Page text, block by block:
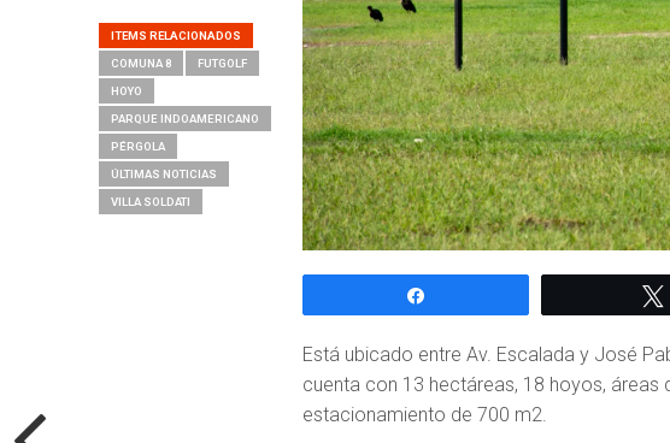
ITEMS RELACIONADOS
COMUNA 8 FUTGOLF
HOYO
PARQUE INDOAMERICANO
PÉRGOLA
ÚLTIMAS NOTICIAS
VILLA SOLDATI
Está ubicado entre Av. Escalada y José
cuenta con 13 hectáreas, 18 hoyos, áreas
estacionamiento de 700 m2.